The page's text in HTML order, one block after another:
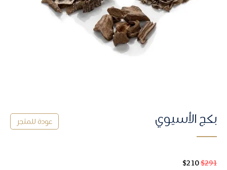
بكج الأسيوي ﻋﻮﺩﺓ ﻟﻠﻤﺘﺠﺮ
$291 السعر
$210